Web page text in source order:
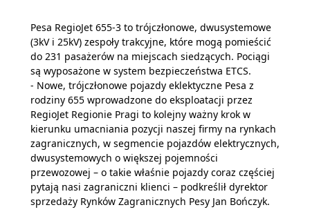
Pesa RegioJet 655-3 to trójczłonowe, dwusystemowe
(3kV i 25kV) zespoły trakcyjne, które mogą pomieścić
do 231 pasażerów na miejscach siedzących. Pociągi
są wyposażone w system bezpieczeństwa ETCS.
- Nowe, trójczłonowe pojazdy eklektyczne Pesa z
rodziny 655 wprowadzone do eksploatacji przez
RegioJet Regionie Pragi to kolejny ważny krok w
kierunku umacniania pozycji naszej firmy na rynkach
zagranicznych, w segmencie pojazdów elektrycznych,
dwusystemowych o większej pojemności
przewozowej – o takie właśnie pojazdy coraz częściej
pytają nasi zagraniczni klienci – podkreślił dyrektor
sprzedaży Rynków Zagranicznych Pesy Jan Bończyk.